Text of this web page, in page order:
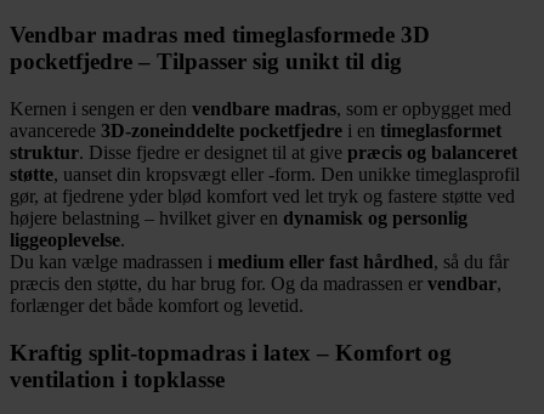
Vendbar madras med timeglasformede 3D
pocketfjedre – Tilpasser sig unikt til dig
Kernen i sengen er den vendbare madras, som er opbygget med
avancerede 3D-zoneinddelte pocketfjedre i en timeglasformet
struktur. Disse fjedre er designet til at give præcis og balanceret
støtte, uanset din kropsvægt eller -form. Den unikke timeglasprofil
gør, at fjedrene yder blød komfort ved let tryk og fastere støtte ved
højere belastning – hvilket giver en dynamisk og personlig
liggeoplevelse.
Du kan vælge madrassen i medium eller fast hårdhed, så du får
præcis den støtte, du har brug for. Og da madrassen er vendbar,
forlænger det både komfort og levetid.
Kraftig split-topmadras i latex – Komfort og
ventilation i topklasse